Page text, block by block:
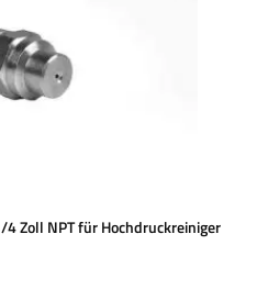
Zoll NPT für Hochdruckreiniger